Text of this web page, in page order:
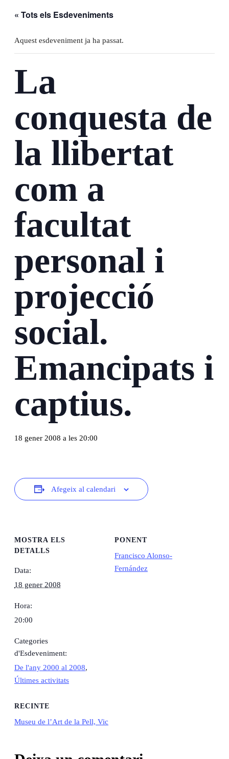
« Tots els Esdeveniments
Aquest esdeveniment ja ha passat.
La
conquesta de
la llibertat
com a
facultat
personal i
projecció
social.
Emancipats i
captius.
18 gener 2008 a les 20:00
Afegeix al calendari
MOSTRA ELS
DETALLS
Data:
18 gener 2008
Hora:
20:00
Categories
d'Esdeveniment:
De l'any 2000 al 2008,
Últimes activitats
RECINTE
Museu de l’Art de la Pell, Vic
PONENT
Francisco Alonso-
Fernández